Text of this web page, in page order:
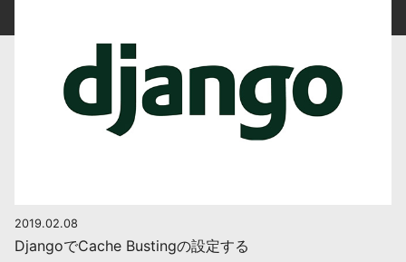
2019.02.08
DjangoでCache Bustingの設定する